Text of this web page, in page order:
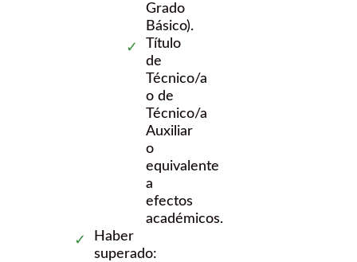
Grado
Básico).
Título
de
Técnico/a
o de
Técnico/a
Auxiliar
o
equivalente
a
efectos
académicos.
Haber
superado: